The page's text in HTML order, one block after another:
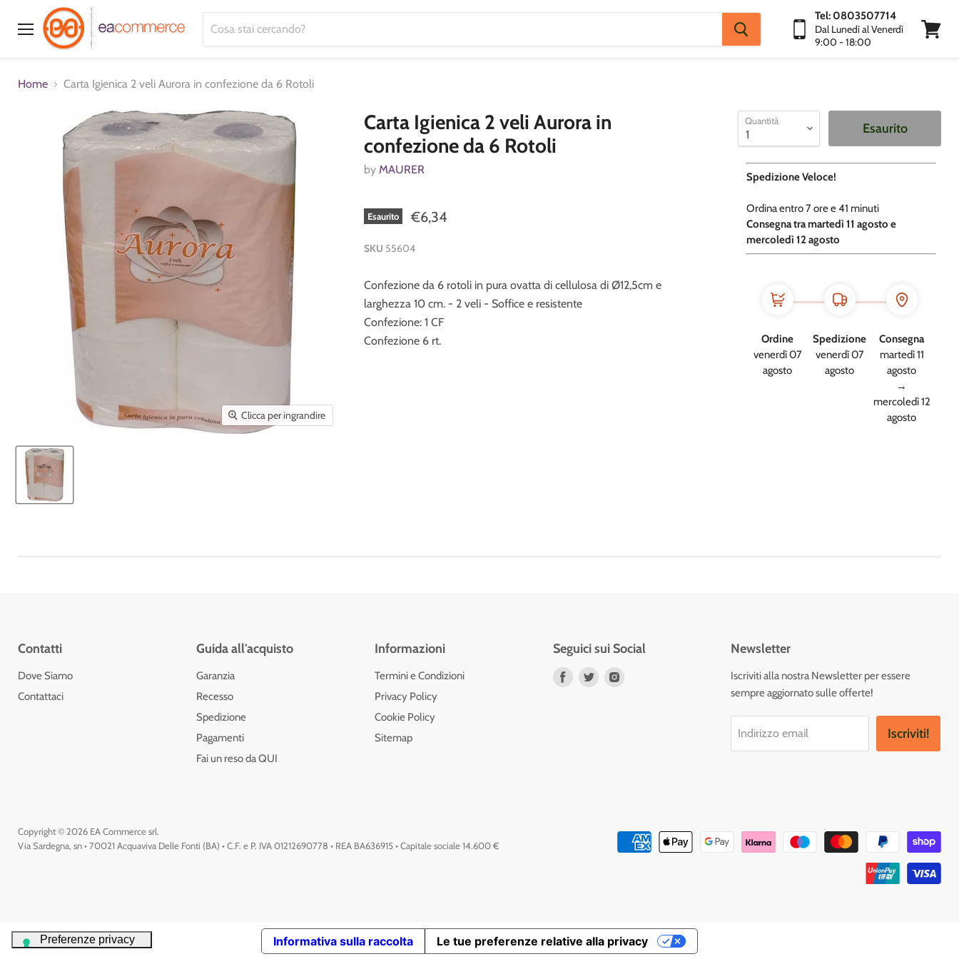
Menu
Tel: 0803507714
Dal Lunedì al Venerdì
9:00 - 18:00
Home Carta Igienica 2 veli Aurora in confezione da 6 Rotoli
Clicca per ingrandire
Carta Igienica 2 veli Aurora in
confezione da 6 Rotoli
byMAURER
Esaurito €6,34
SKU 55604
Confezione da 6 rotoli in pura ovatta di cellulosa di Ø12,5cm e
larghezza 10 cm. - 2 veli - Soffice e resistente
Confezione: 1 CF
Confezione 6 rt.
Quantità Esaurito
Spedizione Veloce!
Ordina entro7 ore e41 minuti
​Consegna tra martedì 11 agosto e
mercoledì 12 agosto
Ordine
venerdì 07
agosto
Spedizione
venerdì 07
agosto
Consegna
martedì 11
agosto
→
mercoledì 12
agosto
Contatti
Dove Siamo
Contattaci
Guida all'acquisto
Garanzia
Recesso
Spedizione
Pagamenti
Fai un reso da QUI
Informazioni
Termini e Condizioni
Privacy Policy
Cookie Policy
Sitemap
Seguici sui Social
Trovaci Trovaci
Newsletter
Iscriviti alla nostra Newsletter per essere
sempre aggiornato sulle offerte!
Indirizzo email Iscriviti!
Copyright © 2026 EA Commerce srl.
Via Sardegna, sn • 70021 Acquaviva Delle Fonti (BA) • C.F. e P. IVA 01212690778 • REA BA636915 • Capitale sociale 14.600 €
Informativa sulla raccolta Le tue preferenze relative alla privacy